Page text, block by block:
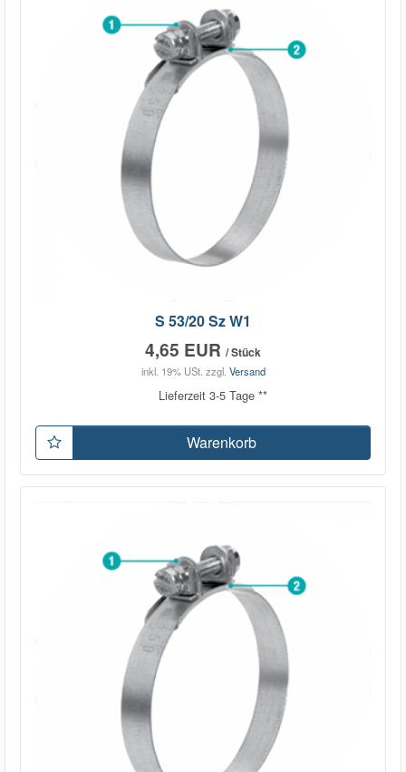
S 53/20 Sz W1
4,65 EUR / Stück
inkl. 19% USt. zzgl. Versand
Lieferzeit 3-5 Tage **
Warenkorb